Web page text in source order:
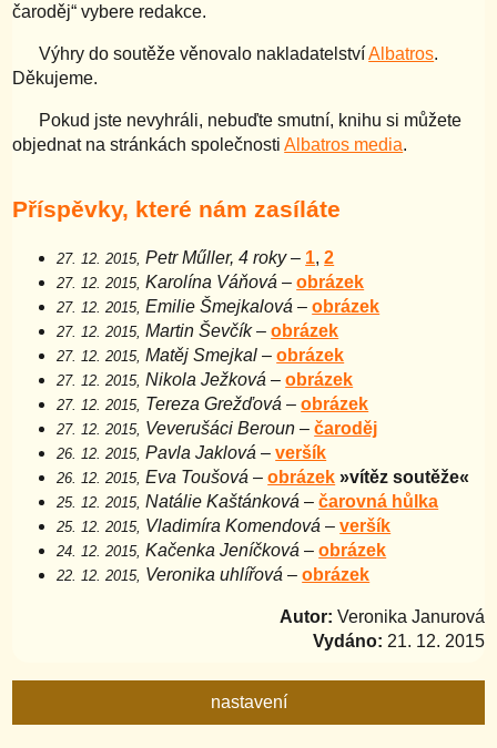
čaroděj“ vybere redakce.
Výhry do soutěže věnovalo nakladatelstvíAlbatros.
Děkujeme.
Pokud jste nevyhráli, nebuďte smutní, knihu si můžete
objednat na stránkách společnostiAlbatros media.
Příspěvky, které nám zasíláte
27. 12. 2015, Petr Műller, 4 roky– 1,2
27. 12. 2015, Karolína Váňová –obrázek
27. 12. 2015, Emilie Šmejkalová –obrázek
27. 12. 2015, Martin Ševčík–obrázek
27. 12. 2015, Matěj Smejkal –obrázek
27. 12. 2015, Nikola Ježková –obrázek
27. 12. 2015, Tereza Grežďová –obrázek
27. 12. 2015, Veverušáci Beroun –čaroděj
26. 12. 2015, Pavla Jaklová –veršík
26. 12. 2015, Eva Toušová –obrázek »vítěz soutěže«
25. 12. 2015, Natálie Kaštánková –čarovná hůlka
25. 12. 2015, Vladimíra Komendová –veršík
24. 12. 2015, Kačenka Jeníčková –obrázek
22. 12. 2015, Veronika uhlířová –obrázek
Autor: Veronika Janurová
Vydáno: 21. 12. 2015
nastavení